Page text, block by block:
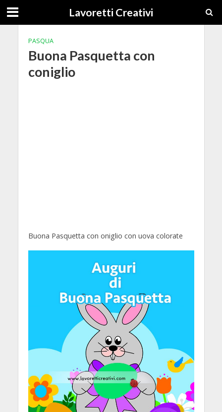
Lavoretti Creativi
PASQUA
Buona Pasquetta con
coniglio
Buona Pasquetta con oniglio con uova colorate